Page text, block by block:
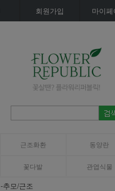
회원가입 마이페
근조화환 동양란
꽃다발 관엽식물
-추모/근조